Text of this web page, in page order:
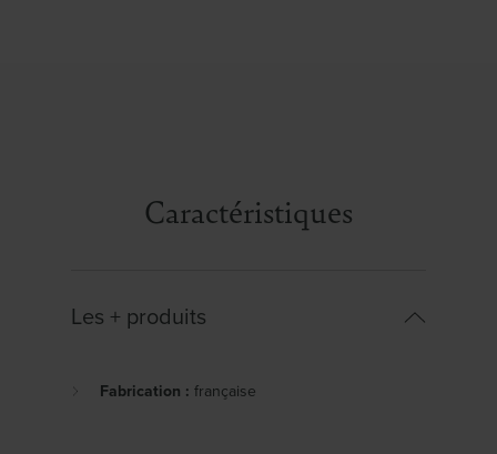
Caractéristiques
Les + produits
Fabrication : française